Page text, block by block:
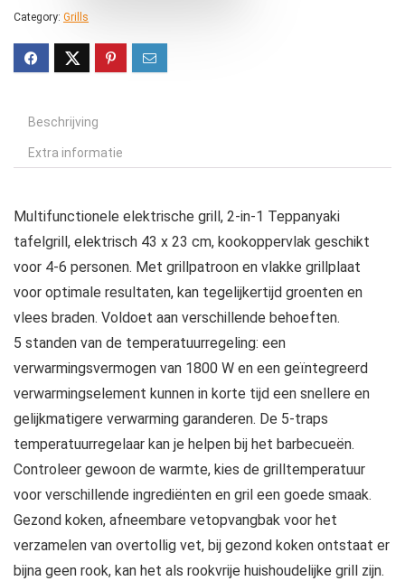
Category: Grills
Beschrijving
Extra informatie
Multifunctionele elektrische grill, 2-in-1 Teppanyaki
tafelgrill, elektrisch 43 x 23 cm, kookoppervlak geschikt
voor 4-6 personen. Met grillpatroon en vlakke grillplaat
voor optimale resultaten, kan tegelijkertijd groenten en
vlees braden. Voldoet aan verschillende behoeften.
5 standen van de temperatuurregeling: een
verwarmingsvermogen van 1800 W en een geïntegreerd
verwarmingselement kunnen in korte tijd een snellere en
gelijkmatigere verwarming garanderen. De 5-traps
temperatuurregelaar kan je helpen bij het barbecueën.
Controleer gewoon de warmte, kies de grilltemperatuur
voor verschillende ingrediënten en gril een goede smaak.
Gezond koken, afneembare vetopvangbak voor het
verzamelen van overtollig vet, bij gezond koken ontstaat er
bijna geen rook, kan het als rookvrije huishoudelijke grill zijn.